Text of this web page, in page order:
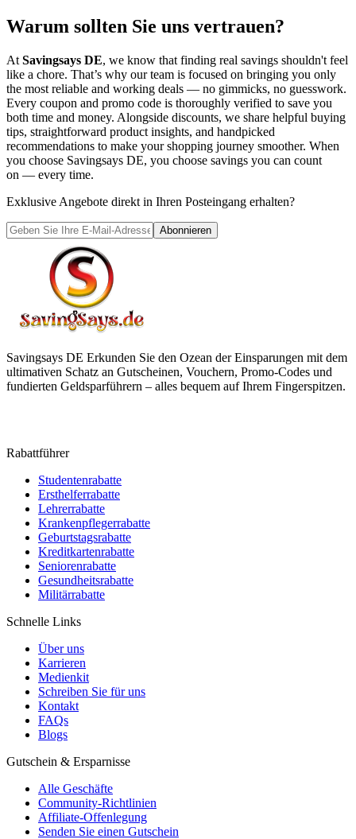
Warum sollten Sie uns vertrauen?
At Savingsays DE, we know that finding real savings shouldn't feel
like a chore. That’s why our team is focused on bringing you only
the most reliable and working deals — no gimmicks, no guesswork.
Every coupon and promo code is thoroughly verified to save you
both time and money. Alongside discounts, we share helpful buying
tips, straightforward product insights, and handpicked
recommendations to make your shopping journey smoother. When
you choose Savingsays DE, you choose savings you can count
on — every time.
Exklusive Angebote direkt in Ihren Posteingang erhalten?
Abonnieren
Savingsays DE Erkunden Sie den Ozean der Einsparungen mit dem
ultimativen Schatz an Gutscheinen, Vouchern, Promo-Codes und
fundierten Geldsparführern – alles bequem auf Ihrem Fingerspitzen.
Rabattführer
Studentenrabatte
Ersthelferrabatte
Lehrerrabatte
Krankenpflegerrabatte
Geburtstagsrabatte
Kreditkartenrabatte
Seniorenrabatte
Gesundheitsrabatte
Militärrabatte
Schnelle Links
Über uns
Karrieren
Medienkit
Schreiben Sie für uns
Kontakt
FAQs
Blogs
Gutschein & Ersparnisse
Alle Geschäfte
Community-Richtlinien
Affiliate-Offenlegung
Senden Sie einen Gutschein